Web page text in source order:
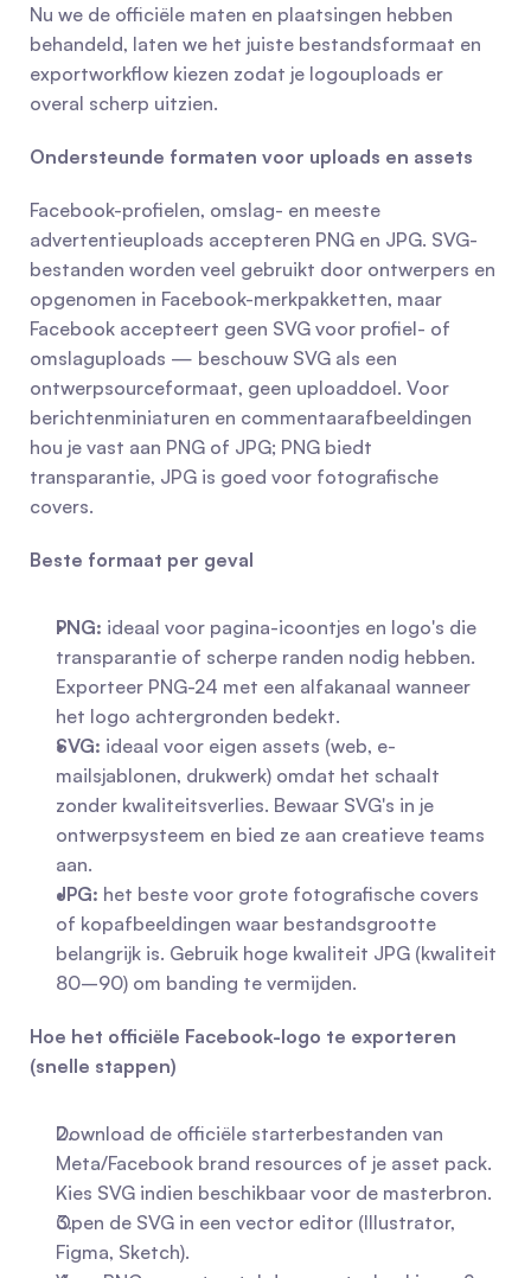
Nu we de officiële maten en plaatsingen hebben
behandeld, laten we het juiste bestandsformaat en
exportworkflow kiezen zodat je logouploads er
overal scherp uitzien.
Ondersteunde formaten voor uploads en assets
Facebook-profielen, omslag- en meeste
advertentieuploads accepteren PNG en JPG. SVG-
bestanden worden veel gebruikt door ontwerpers en
opgenomen in Facebook-merkpakketten, maar
Facebook accepteert geen SVG voor profiel- of
omslaguploads — beschouw SVG als een
ontwerpsourceformaat, geen uploaddoel. Voor
berichtenminiaturen en commentaarafbeeldingen
hou je vast aan PNG of JPG; PNG biedt
transparantie, JPG is goed voor fotografische
covers.
Beste formaat per geval
PNG: ideaal voor pagina-icoontjes en logo's die
transparantie of scherpe randen nodig hebben.
Exporteer PNG-24 met een alfakanaal wanneer
het logo achtergronden bedekt.
SVG: ideaal voor eigen assets (web, e-
mailsjablonen, drukwerk) omdat het schaalt
zonder kwaliteitsverlies. Bewaar SVG's in je
ontwerpsysteem en bied ze aan creatieve teams
aan.
JPG: het beste voor grote fotografische covers
of kopafbeeldingen waar bestandsgrootte
belangrijk is. Gebruik hoge kwaliteit JPG (kwaliteit
80–90) om banding te vermijden.
Hoe het officiële Facebook-logo te exporteren
(snelle stappen)
Download de officiële starterbestanden van
Meta/Facebook brand resources of je asset pack.
Kies SVG indien beschikbaar voor de masterbron.
Open de SVG in een vector editor (Illustrator,
Figma, Sketch).